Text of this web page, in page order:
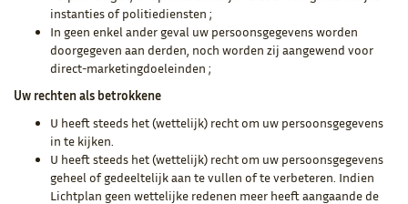
instanties of politiediensten ;
In geen enkel ander geval uw persoonsgegevens worden
doorgegeven aan derden, noch worden zij aangewend voor
direct-marketingdoeleinden ;
Uw rechten als betrokkene
U heeft steeds het (wettelijk) recht om uw persoonsgegevens
in te kijken.
U heeft steeds het (wettelijk) recht om uw persoonsgegevens
geheel of gedeeltelijk aan te vullen of te verbeteren. Indien
Lichtplan geen wettelijke redenen meer heeft aangaande de